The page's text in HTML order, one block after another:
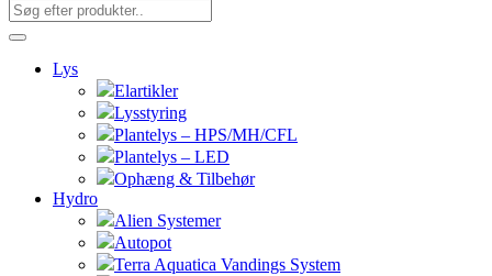
Lys
Elartikler
Lysstyring
Plantelys – HPS/MH/CFL
Plantelys – LED
Ophæng & Tilbehør
Hydro
Alien Systemer
Autopot
Terra Aquatica Vandings System